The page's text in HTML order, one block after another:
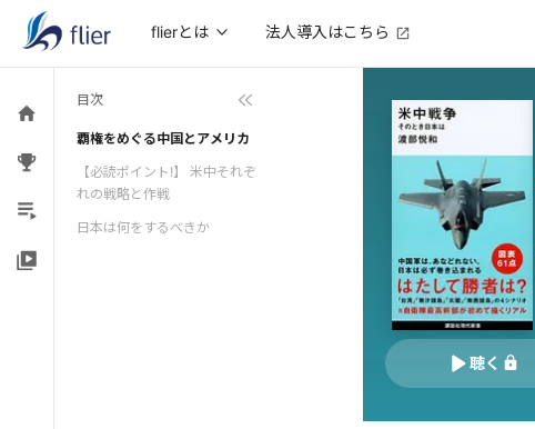
flierとは 法人導入はこちら
目次
覇権をめぐる中国とアメリカ
【必読ポイント!】 米中それぞ
れの戦略と作戦
日本は何をするべきか
聴く